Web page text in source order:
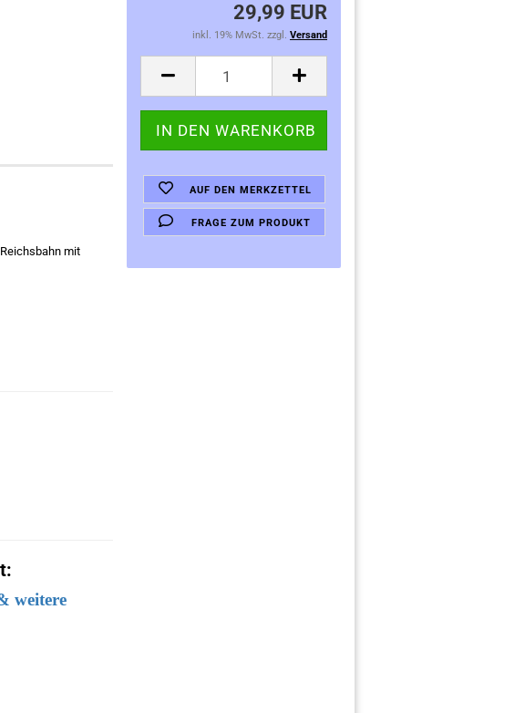
29,99 EUR
inkl. 19% MwSt. zzgl. Versand
AUF DEN MERKZETTEL
FRAGE ZUM PRODUKT
mit
weitere